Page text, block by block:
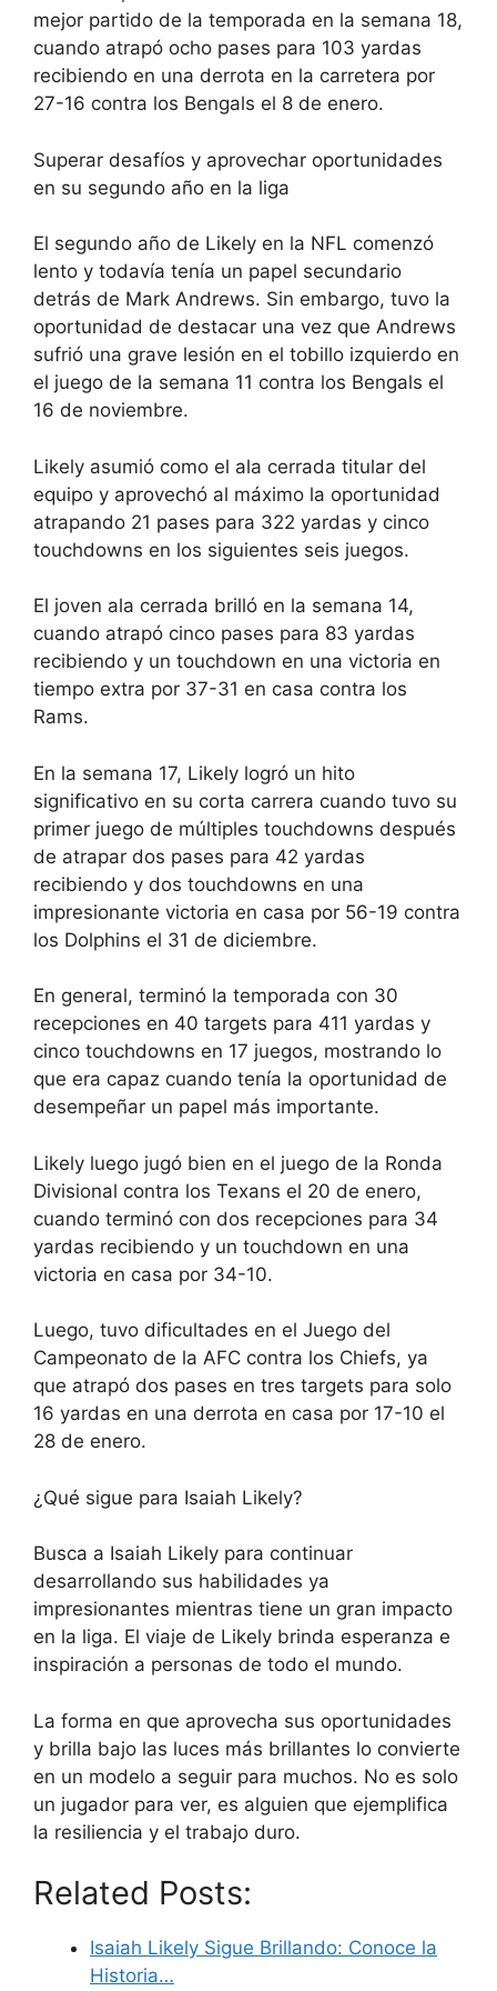
mejor partido de la temporada en la semana 18,
cuando atrapó ocho pases para 103 yardas
recibiendo en una derrota en la carretera por
27-16 contra los Bengals el 8 de enero.
Superar desafíos y aprovechar oportunidades
en su segundo año en la liga
El segundo año de Likely en la NFL comenzó
lento y todavía tenía un papel secundario
detrás de Mark Andrews. Sin embargo, tuvo la
oportunidad de destacar una vez que Andrews
sufrió una grave lesión en el tobillo izquierdo en
el juego de la semana 11 contra los Bengals el
16 de noviembre.
Likely asumió como el ala cerrada titular del
equipo y aprovechó al máximo la oportunidad
atrapando 21 pases para 322 yardas y cinco
touchdowns en los siguientes seis juegos.
El joven ala cerrada brilló en la semana 14,
cuando atrapó cinco pases para 83 yardas
recibiendo y un touchdown en una victoria en
tiempo extra por 37-31 en casa contra los
Rams.
En la semana 17, Likely logró un hito
significativo en su corta carrera cuando tuvo su
primer juego de múltiples touchdowns después
de atrapar dos pases para 42 yardas
recibiendo y dos touchdowns en una
impresionante victoria en casa por 56-19 contra
los Dolphins el 31 de diciembre.
En general, terminó la temporada con 30
recepciones en 40 targets para 411 yardas y
cinco touchdowns en 17 juegos, mostrando lo
que era capaz cuando tenía la oportunidad de
desempeñar un papel más importante.
Likely luego jugó bien en el juego de la Ronda
Divisional contra los Texans el 20 de enero,
cuando terminó con dos recepciones para 34
yardas recibiendo y un touchdown en una
victoria en casa por 34-10.
Luego, tuvo dificultades en el Juego del
Campeonato de la AFC contra los Chiefs, ya
que atrapó dos pases en tres targets para solo
16 yardas en una derrota en casa por 17-10 el
28 de enero.
¿Qué sigue para Isaiah Likely?
Busca a Isaiah Likely para continuar
desarrollando sus habilidades ya
impresionantes mientras tiene un gran impacto
en la liga. El viaje de Likely brinda esperanza e
inspiración a personas de todo el mundo.
La forma en que aprovecha sus oportunidades
y brilla bajo las luces más brillantes lo convierte
en un modelo a seguir para muchos. No es solo
un jugador para ver, es alguien que ejemplifica
la resiliencia y el trabajo duro.
Related Posts:
Isaiah Likely Sigue Brillando: Conoce la
Historia…